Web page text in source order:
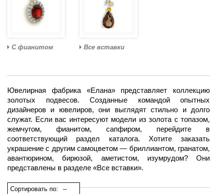
С фианитом Все вставки
Ювелирная фабрика «Елана» представляет коллекцию
золотых подвесов. Созданные командой опытных
дизайнеров и ювелиров, они выглядят стильно и долго
служат. Если вас интересуют модели из золота с топазом,
жемчугом, фианитом, сапфиром, перейдите в
соответствующий раздел каталога. Хотите заказать
украшение с другим самоцветом — бриллиантом, гранатом,
авантюрином, бирюзой, аметистом, изумрудом? Они
представлены в разделе «Все вставки».
Сортировать по: --